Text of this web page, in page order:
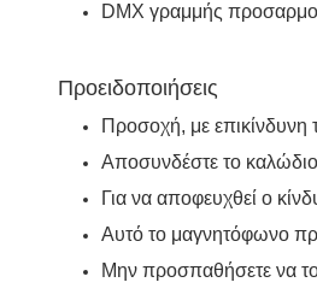
DMX γραμμής
Προειδοποιήσεις
Προσοχή, με επικίνδυνη
Αποσυνδέστε το καλώδιο
Για να αποφευχθεί ο
Αυτό το μαγνητόφωνο
Μην προσπαθήσετε να το